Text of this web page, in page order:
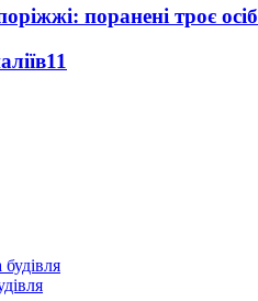
поранені троє осіб
11